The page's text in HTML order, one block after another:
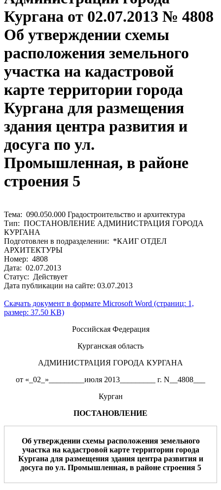
Кургана от 02.07.2013 № 4808
Об утверждении схемы
расположения земельного
участка на кадастровой
карте территории города
Кургана для размещения
здания центра развития и
досуга по ул.
Промышленная, в районе
строения 5
Тема: 090.050.000 Градостроительство и архитектура
Тип: ПОСТАНОВЛЕНИЕ АДМИНИСТРАЦИЯ ГОРОДА
КУРГАНА
Подготовлен в подразделении: *КАИГ ОТДЕЛ
АРХИТЕКТУРЫ
Номер: 4808
Дата: 02.07.2013
Статус: Действует
Дата публикации на сайте: 03.07.2013
Скачать документ в формате Microsoft Word (страниц: 1,
размер: 37.50 KB)
Российская Федерация
Курганская область
АДМИНИСТРАЦИЯ ГОРОДА КУРГАНА
от «_02_»_________июля 2013_________ г. N__4808___
Курган
ПОСТАНОВЛЕНИЕ
Об утверждении схемы расположения земельного
участка на кадастровой карте территории города
Кургана для размещения здания центра развития и
досуга по ул. Промышленная, в районе строения 5